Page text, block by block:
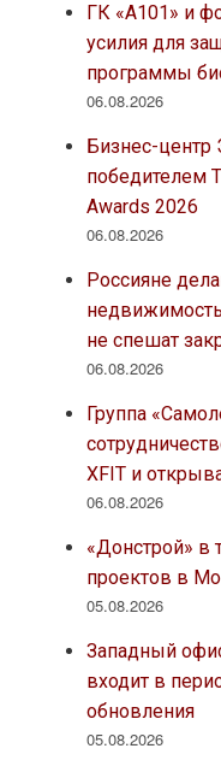
ГК «А101» и
усилия для
программы
06.08.2026
Бизнес-центр
победителем
Awards 2026
06.08.2026
Россияне
не спешат
06.08.2026
Группа
XFIT и
06.08.2026
«Донстрой» в
проектов в
05.08.2026
Западный
входит в
обновления
05.08.2026